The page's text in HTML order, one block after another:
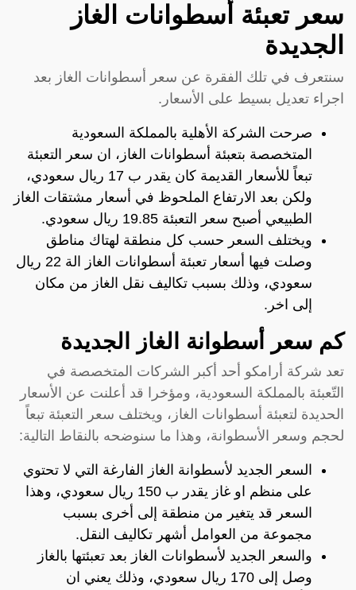
سعر تعبئة أسطوانات الغاز
الجديدة
سنتعرف في تلك الفقرة عن سعر أسطوانات الغاز بعد
اجراء تعديل بسيط على الأسعار.
صرحت الشركة الأهلية بالمملكة السعودية
المتخصصة بتعبئة أسطوانات الغاز، ان سعر التعبئة
تبعاً للأسعار القديمة كان يقدر ب 17 ريال سعودي،
ولكن بعد الارتفاع الملحوظ في أسعار مشتقات الغاز
الطبيعي أصبح سعر التعبئة 19.85 ريال سعودي.
ويختلف السعر حسب كل منطقة لهتاك مناطق
وصلت فيها أسعار تعبئة أسطوانات الغاز الة 22 ريال
سعودي، وذلك بسبب تكاليف نقل الغاز من مكان
إلى اخر.
كم سعر أسطوانة الغاز الجديدة
تعد شركة أرامكو أحد أكبر الشركات المتخصصة في
التّعبئة بالمملكة السعودية، ومؤخرا قد أعلنت عن الأسعار
الحديدة لتعبئة أسطوانات الغاز، ويختلف سعر التعبئة تبعاً
لحجم وسعر الأسطوانة، وهذا ما سنوضحه بالنقاط التالية:
السعر الجديد لأسطوانة الغاز الفارغة التي لا تحتوي
على منظم او غاز يقدر ب 150 ريال سعودي، وهذا
السعر قد يتغير من منطقة إلى أخرى بسبب
مجموعة من العوامل أشهر تكاليف النقل.
والسعر الجديد لأسطوانات الغاز بعد تعبئتها بالغاز
وصل إلى 170 ريال سعودي، وذلك يعني ان